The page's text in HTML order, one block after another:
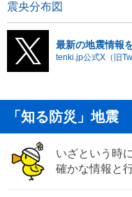
震央分布図
最新の地震情報
tenki.jp公式X（旧
「知る防災」地震
いざという時
確かな情報と